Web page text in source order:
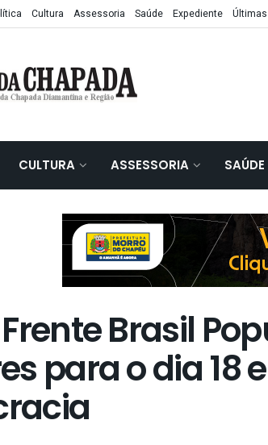
Cultura Assessoria Saúde Expediente Últimas
CULTURA ASSESSORIA SAÚDE
Brasil
para o dia 18